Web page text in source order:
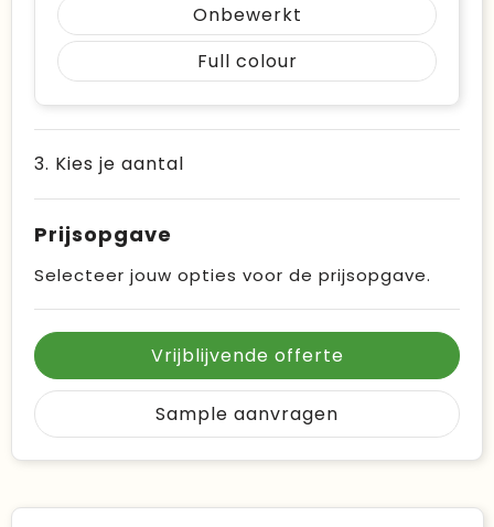
Onbewerkt
Full colour
3. Kies je aantal
Prijsopgave
Selecteer jouw opties voor de prijsopgave.
Vrijblijvende offerte
Sample aanvragen